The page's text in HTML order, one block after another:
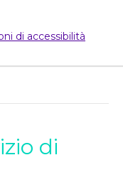
di accessibilità
di